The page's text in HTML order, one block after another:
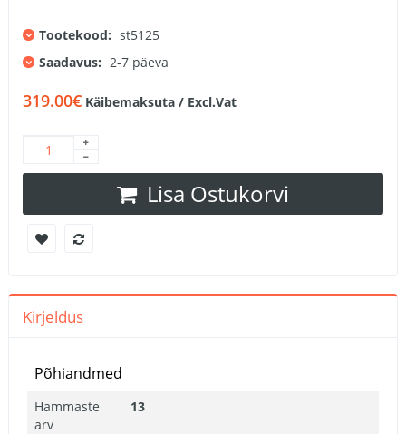
Tootekood: st5125
Saadavus: 2-7 päeva
319.00€ Käibemaksuta / Excl.Vat
Lisa Ostukorvi
Kirjeldus
Põhiandmed
Hammaste
arv
13